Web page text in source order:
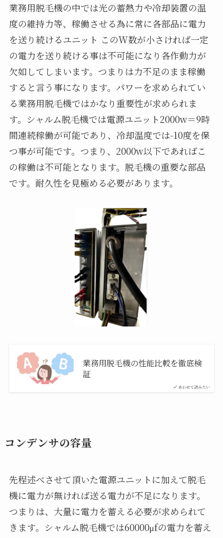
業務用脱毛機の中では光の蓄熱力や冷却装置の温
度の維持力等、稼働させる為に常に各部品に電力
を送り続けるユニット このW数が小さければ一定
の電力を送り続ける事は不可能になり各作動力が
欠如してしまいます。つまりは力不足のまま稼働
すると言う事になります。パワーを求められてい
る業務用脱毛機ではかなり重要性が求められま
す。シャルム脱毛機では電源ユニット2000w＝9時
間連続稼働が可能であり、冷却温度では-10度を保
つ事が可能です。つまり、2000w以下であればこ
の稼働は不可能となります。脱毛機の重要な部品
です。耐久性を見極める必要があります。
あわせて読みたい
業務用脱毛機の性能比較を徹底検
証
コンデンサの容量
先程述べさせて頂いた電源ユニットに加えて脱毛
機に電力が無ければ送る電力が不足になります。
つまりは、大量に電力を蓄える必要が求められて
きます。シャルム脱毛機では60000μfの電力を蓄え